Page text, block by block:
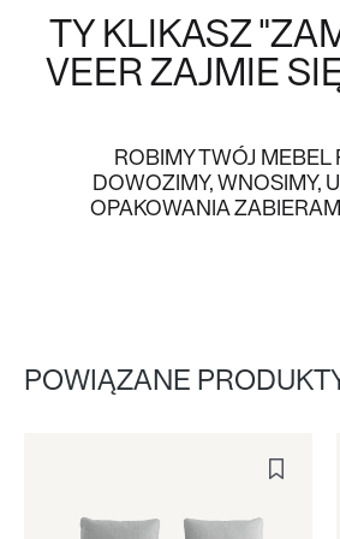
TY KLIKASZ
VEER ZAJMIE
ROBIMY TWÓJ MEBEL
DOWOZIMY, WNOSIMY,
OPAKOWANIA
POWIĄZANE